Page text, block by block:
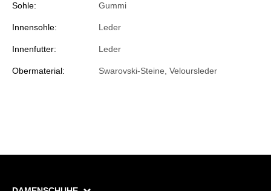
Sohle: Gummi
Innensohle: Leder
Innenfutter: Leder
Obermaterial: Swarovski-Steine, Veloursleder